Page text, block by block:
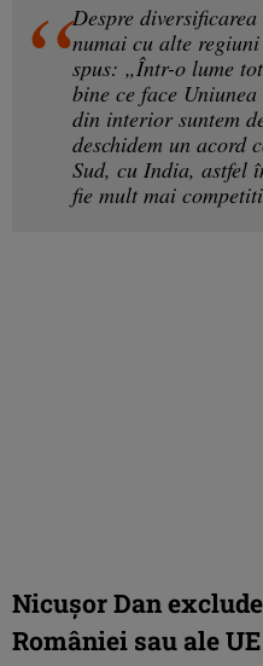
Despre
numai cu alte
spus: „Într-o lume
bine ce face
din interior suntem
deschidem un acord
Sud, cu India, astfel
fie mult mai
Nicușor Dan
României sau ale